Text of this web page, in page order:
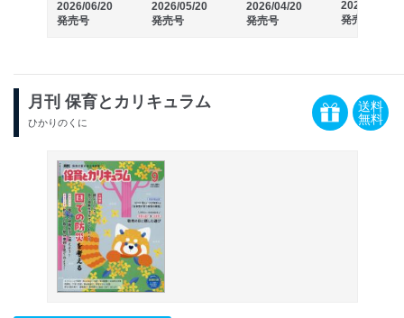
2026/06/20
発売号
2026/05/20
発売号
2026/04/20
発売号
2026/03/20
発売号
月刊 保育とカリキュラム
ひかりのくに
送料
無料